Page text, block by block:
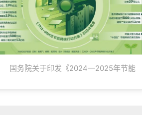
国务院关于印发《2024—2025年节能